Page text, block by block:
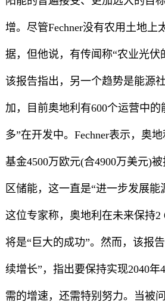
增。尽管Fechner没有农用土地上
据，但他说，有传闻称“农业光伏
该报告指出，另一个趋势是能源
加，目前奥地利有600个运营中的
多”在开发中。Fechner表示，奥
基金4500万欧元(合4900万美元)
区储能，这一直是“进一步发展能
这位专家称，奥地利在未来保持2
将是“巨大的成功”。然而，该报
续增长”，指出要保持实现2040年
需的增速，还需特别努力。当被